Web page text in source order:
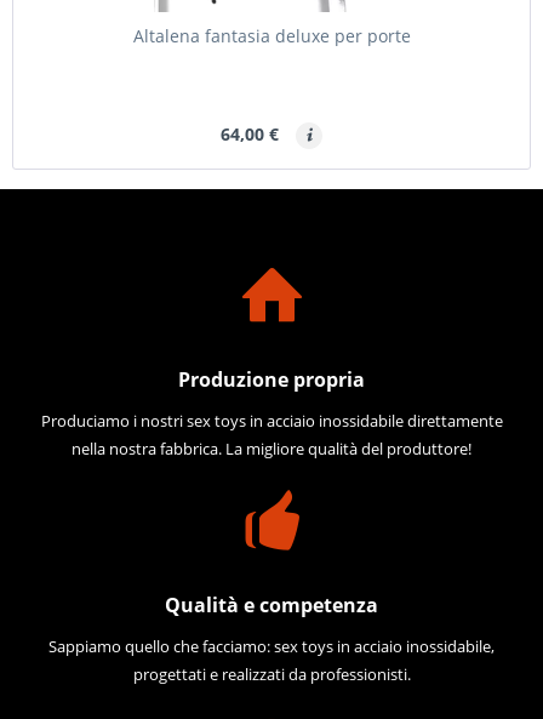
Altalena fantasia deluxe per porte
64,00 €
Produzione propria
Produciamo i nostri sex toys in acciaio inossidabile direttamente
nella nostra fabbrica. La migliore qualità del produttore!
Qualità e competenza
Sappiamo quello che facciamo: sex toys in acciaio inossidabile,
progettati e realizzati da professionisti.